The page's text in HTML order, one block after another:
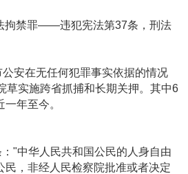
拘禁罪——违犯宪法第37条，刑法
安在无任何犯罪事实依据的情况
草实施跨省抓捕和长期关押。其中6
年至今。
"中华人民共和国公民的人身自由
民，非经人民检察院批准或者决定